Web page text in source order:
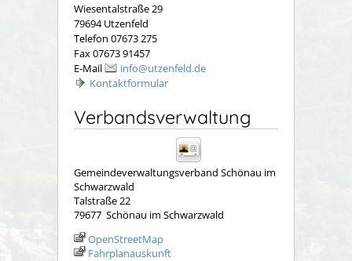
Wiesentalstraße 29
79694 Utzenfeld
Telefon 07673 275
Fax 07673 91457
E-Mail
info@utzenfeld.de
Kontaktformular
Verbandsverwaltung
Gemeindeverwaltungsverband Schönau im
Schwarzwald
Talstraße 22
79677 Schönau im Schwarzwald
OpenStreetMap
Fahrplanauskunft